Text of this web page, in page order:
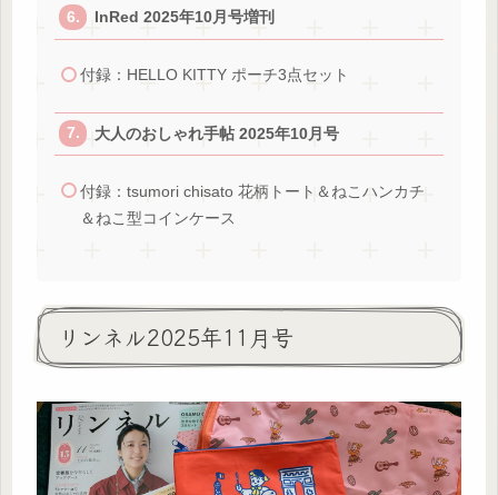
InRed 2025年10月号増刊
付録：HELLO KITTY ポーチ3点セット
大人のおしゃれ手帖 2025年10月号
付録：tsumori chisato 花柄トート＆ねこハンカチ
＆ねこ型コインケース
リンネル2025年11月号